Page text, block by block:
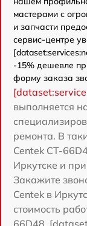
мастерами с
и запчасти
сервис-центре
-15% дешевле
форму заказа
выполняется
ремонта. В
Centek CT-
Иркутске и
Закажите
Centek в
стоимость